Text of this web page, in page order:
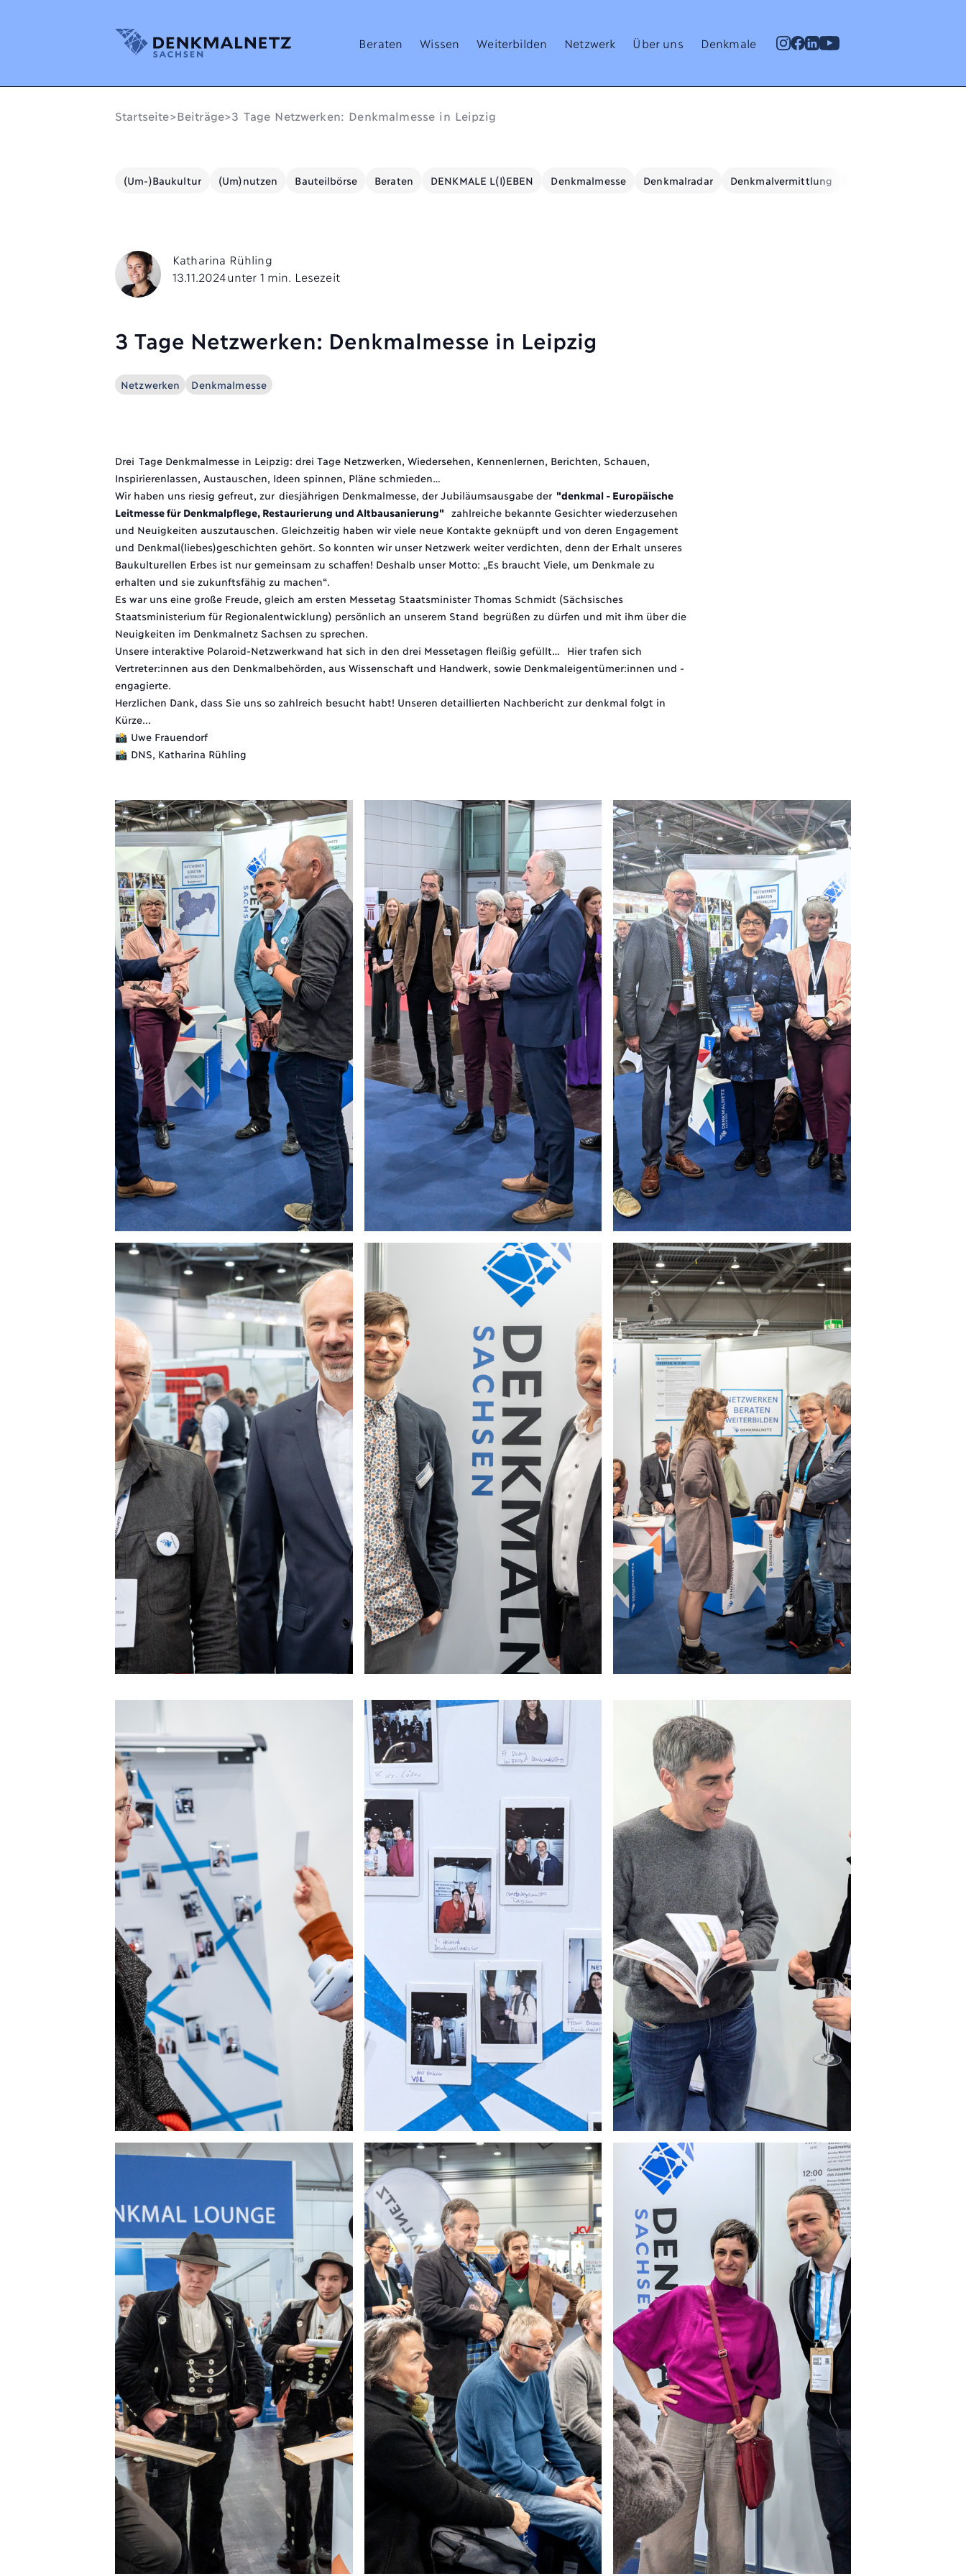
Denkmalnetz Sachsen Beraten Wissen Weiterbilden Netzwerk Über uns Denkmale
Startseite>Beiträge>3 Tage Netzwerken: Denkmalmesse in Leipzig
(Um-)Baukultur (Um)nutzen Bauteilbörse Beraten DENKMALE L(I)EBEN Denkmalmesse Denkmalradar Denkmalvermittlung
Katharina Rühling
13.11.2024unter 1 min. Lesezeit
3 Tage Netzwerken: Denkmalmesse in Leipzig
Netzwerken Denkmalmesse
Drei Tage Denkmalmesse in Leipzig: drei Tage Netzwerken, Wiedersehen, Kennenlernen, Berichten, Schauen,
Inspirierenlassen, Austauschen, Ideen spinnen, Pläne schmieden…
Wir haben uns riesig gefreut, zur diesjährigen Denkmalmesse, der Jubiläumsausgabe der "denkmal - Europäische
Leitmesse für Denkmalpflege, Restaurierung und Altbausanierung" zahlreiche bekannte Gesichter wiederzusehen
und Neuigkeiten auszutauschen. Gleichzeitig haben wir viele neue Kontakte geknüpft und von deren Engagement
und Denkmal(liebes)geschichten gehört. So konnten wir unser Netzwerk weiter verdichten, denn der Erhalt unseres
Baukulturellen Erbes ist nur gemeinsam zu schaffen! Deshalb unser Motto: „Es braucht Viele, um Denkmale zu
erhalten und sie zukunftsfähig zu machen“.
Es war uns eine große Freude, gleich am ersten Messetag Staatsminister Thomas Schmidt (Sächsisches
Staatsministerium für Regionalentwicklung) persönlich an unserem Stand begrüßen zu dürfen und mit ihm über die
Neuigkeiten im Denkmalnetz Sachsen zu sprechen.
Unsere interaktive Polaroid-Netzwerkwand hat sich in den drei Messetagen fleißig gefüllt… Hier trafen sich
Vertreter:innen aus den Denkmalbehörden, aus Wissenschaft und Handwerk, sowie Denkmaleigentümer:innen und -
engagierte.
Herzlichen Dank, dass Sie uns so zahlreich besucht habt! Unseren detaillierten Nachbericht zur denkmal folgt in
Kürze...
📸 Uwe Frauendorf
📸 DNS, Katharina Rühling